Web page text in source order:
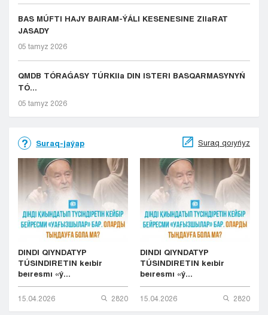
BAS MÚFTI HAJY BAIRAM-ÝÁLI KESENESINE ZIIaRAT
JASADY
05 tamyz 2026
QMDB TÓRAǴASY TÚRKIIa DIN ISTERI BASQARMASYNYŃ
TÓ...
05 tamyz 2026
Suraq-jaýap Suraq qoıyńyz
DINDI QIYNDATYP
TÚSINDIRETIN keıbir
beıresmı «ý...
15.04.2026 2820
DINDI QIYNDATYP
TÚSINDIRETIN keıbir
beıresmı «ý...
15.04.2026 2820